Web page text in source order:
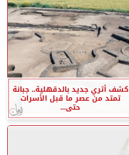
كشف أثري جديد بالدقهلية.. جبانة
تمتد من عصر ما قبل الأسرات
حتى...